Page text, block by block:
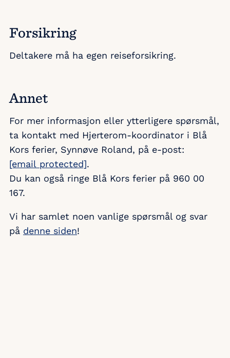
tidligere har fått et tilbud, enten med
oss, eller andre aktører skal få en
mulighet først. Derfor spør vi alltid om
på ferie med Blå Kors ferier.
Det er mange som opplever å få
gjentatte avslag på søknadene sine.
Dette er dessverre helt normalt, og
betyr ikke at søknaden ikke er godkjent.
Det betyr kun at det ikke var plass til
fortsette med å søke, så vil det
forhåpentligvis bli deres tur også til
Forsikring
Deltakere må ha egen reiseforsikring.
Annet
For mer informasjon eller ytterligere spørsmål,
ta kontakt med Hjerterom-koordinator i Blå
Kors ferier, Synnøve Roland, på e-post:
[email protected].
Du kan også ringe Blå Kors ferier på 960 00
167.
Vi har samlet noen vanlige spørsmål og svar
på denne siden!